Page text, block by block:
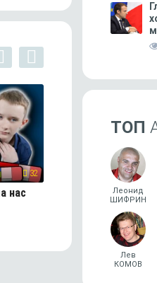
32
нас
СВОБОДНОЕ ВРЕМЯ
Тамань — «город
ТОП
Леонид
ШИФРИН
Лев
КОМОВ